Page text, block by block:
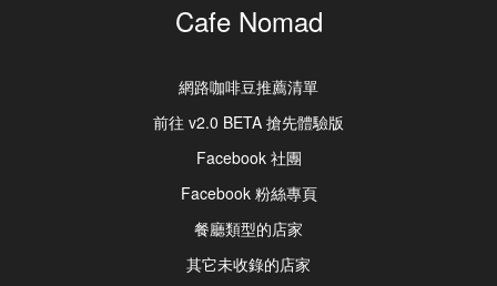
Cafe Nomad
網路咖啡豆推薦清單
前往 v2.0 BETA 搶先體驗版
Facebook 社團
Facebook 粉絲專頁
餐廳類型的店家
其它未收錄的店家